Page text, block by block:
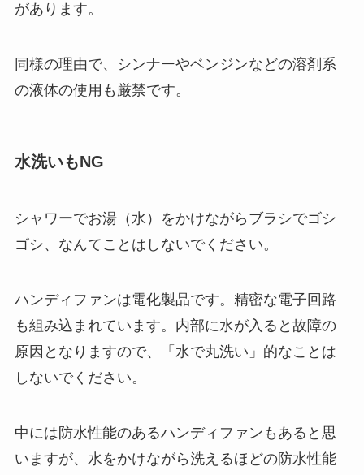
があります。
同様の理由で、シンナーやベンジンなどの溶剤系
の液体の使用も厳禁です。
水洗いもNG
シャワーでお湯（水）をかけながらブラシでゴシ
ゴシ、なんてことはしないでください。
ハンディファンは電化製品です。精密な電子回路
も組み込まれています。内部に水が入ると故障の
原因となりますので、「水で丸洗い」的なことは
しないでください。
中には防水性能のあるハンディファンもあると思
いますが、水をかけながら洗えるほどの防水性能